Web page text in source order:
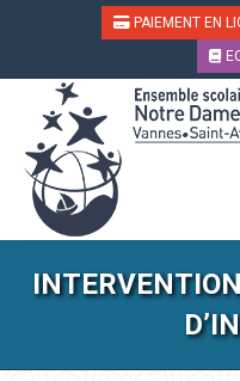
PAIEMENT EN